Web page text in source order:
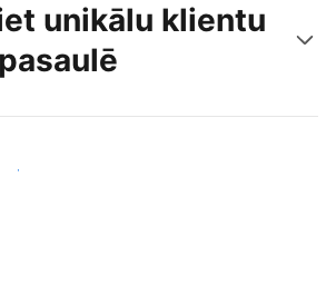
unikālu klientu
viesus jau šodien